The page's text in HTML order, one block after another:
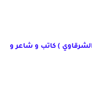
) كاتب و شاعر و